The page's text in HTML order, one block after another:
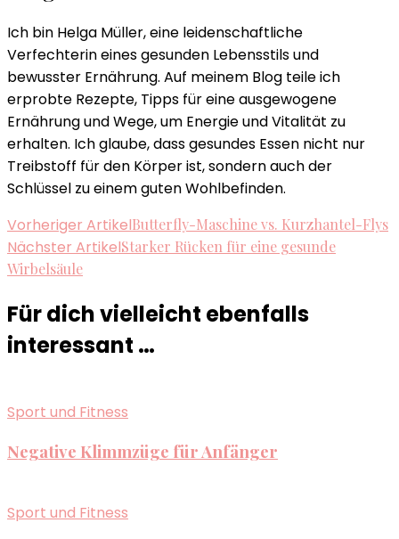
Ich bin Helga Müller, eine leidenschaftliche
Verfechterin eines gesunden Lebensstils und
bewusster Ernährung. Auf meinem Blog teile ich
erprobte Rezepte, Tipps für eine ausgewogene
Ernährung und Wege, um Energie und Vitalität zu
erhalten. Ich glaube, dass gesundes Essen nicht nur
Treibstoff für den Körper ist, sondern auch der
Schlüssel zu einem guten Wohlbefinden.
Beitragsnavigation
Vorheriger ArtikelButterfly-Maschine vs. Kurzhantel-Flys
Nächster ArtikelStarker Rücken für eine gesunde
Wirbelsäule
Für dich vielleicht ebenfalls
interessant …
Sport und Fitness
Negative Klimmzüge für Anfänger
Sport und Fitness